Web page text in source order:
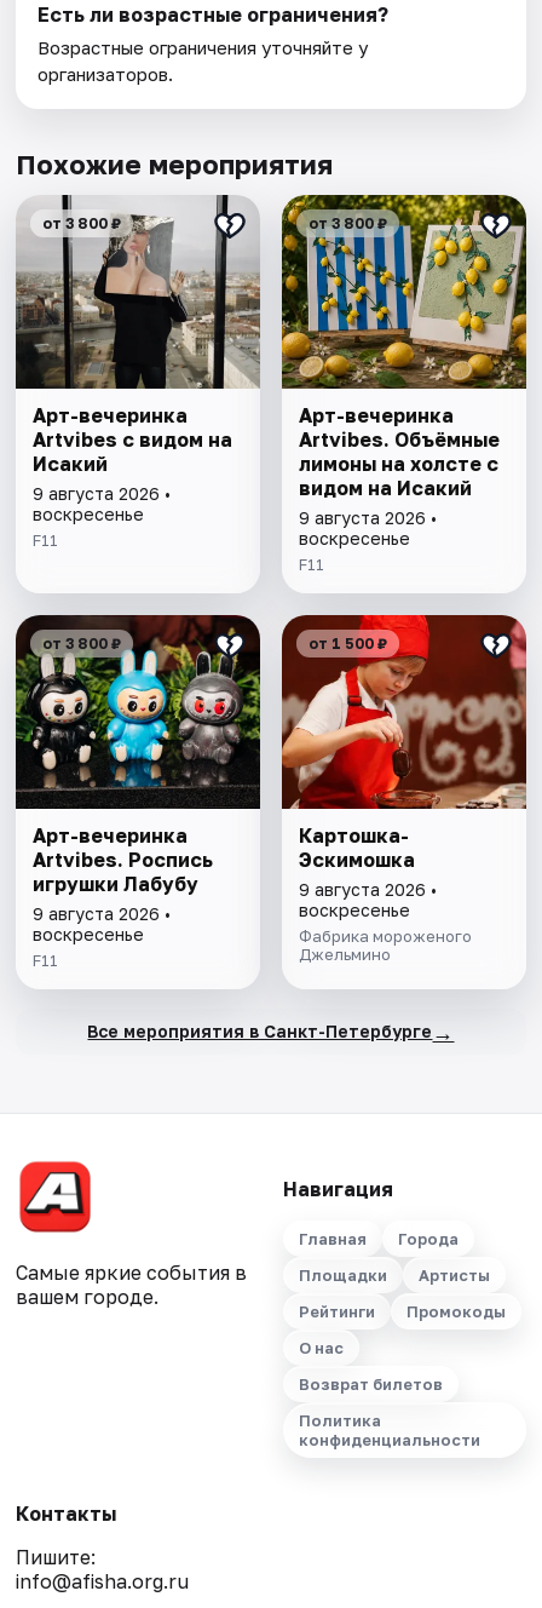
Есть ли возрастные ограничения?
Возрастные ограничения уточняйте у
организаторов.
Похожие мероприятия
от 3 800 ₽
Арт-вечеринка
Artvibes с видом на
Исакий
9 августа 2026 •
воскресенье
F11
от 3 800 ₽
Арт-вечеринка
Artvibes. Объёмные
лимоны на холсте с
видом на Исакий
9 августа 2026 •
воскресенье
F11
от 3 800 ₽
Арт-вечеринка
Artvibes. Роспись
игрушки Лабубу
9 августа 2026 •
воскресенье
F11
от 1 500 ₽
Картошка-
Эскимошка
9 августа 2026 •
воскресенье
Фабрика мороженого
Джельмино
Все мероприятия в Санкт-Петербурге →
Самые яркие события в
вашем городе.
Навигация
Главная
Города
Площадки
Артисты
Рейтинги
Промокоды
О нас
Возврат билетов
Политика
конфиденциальности
Контакты
Пишите:
info@afisha.org.ru